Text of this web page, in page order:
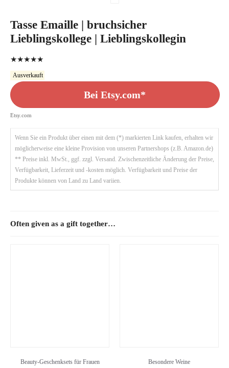
Tasse Emaille | bruchsicher
Lieblingskollege | Lieblingskollegin
★★★★★
Ausverkauft
Bei Etsy.com*
Etsy.com
Wenn Sie ein Produkt über einen mit dem (*) markierten Link kaufen, erhalten wir
möglicherweise eine kleine Provision von unseren Partnershops (z.B. Amazon.de)
** Preise inkl. MwSt., ggf. zzgl. Versand. Zwischenzeitliche Änderung der Preise,
Verfügbarkeit, Lieferzeit und -kosten möglich. Verfügbarkeit und Preise der
Produkte können von Land zu Land variien.
Often given as a gift together…
Beauty-Geschenksets für Frauen Besondere Weine